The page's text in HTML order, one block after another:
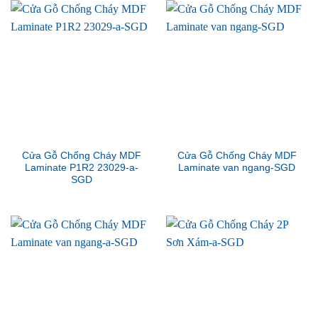
Cửa Gỗ Chống Cháy MDF
Laminate P1R2 23029-a-
SGD
Cửa Gỗ Chống Cháy MDF
Laminate van ngang-SGD